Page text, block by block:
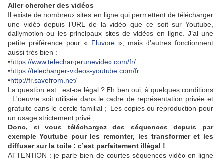
Aller chercher des vidéos
Il existe de nombreux sites en ligne qui permettent de télécharger
une vidéo depuis l’URL de la vidéo que ce soit sur Youtube,
dailymotion ou les principaux sites de vidéos en ligne. J’ai une
petite préférence pour « Fluvore », mais d’autres fonctionnent
aussi très bien :
•https://www.telechargerunevideo.com/fr/
•https://telecharger-videos-youtube.com/fr
•http://fr.savefrom.net/
La question est : est-ce légal ? Eh ben oui, à quelques conditions
: L'oeuvre soit utilisée dans le cadre de représentation privée et
gratuite dans le cercle familial ; Les copies ou reproduction pour
un usage strictement privé ;
Donc, si vous téléchargez des séquences depuis par
exemple Youtube pour les remonter, les transformer et les
diffuser sur la toile : c’est parfaitement illégal !
ATTENTION : je parle bien de courtes séquences vidéo en ligne